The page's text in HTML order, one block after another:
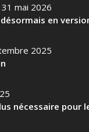
31 mai 2026
en
2025
nécessaire pour